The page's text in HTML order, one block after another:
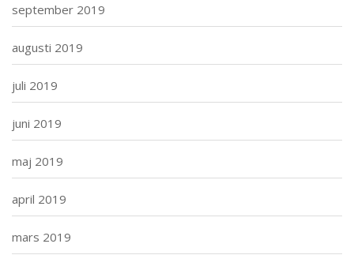
september 2019
augusti 2019
juli 2019
juni 2019
maj 2019
april 2019
mars 2019